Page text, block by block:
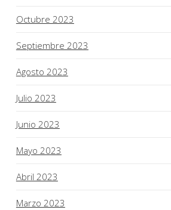
Octubre 2023
Septiembre 2023
Agosto 2023
Julio 2023
Junio 2023
Mayo 2023
Abril 2023
Marzo 2023